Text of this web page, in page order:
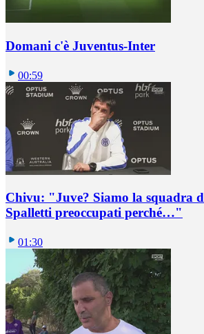
Domani c'è Juventus-Inter
00:59
Chivu: "Juve? Siamo la squadra
Spalletti preoccupati perché…"
01:30